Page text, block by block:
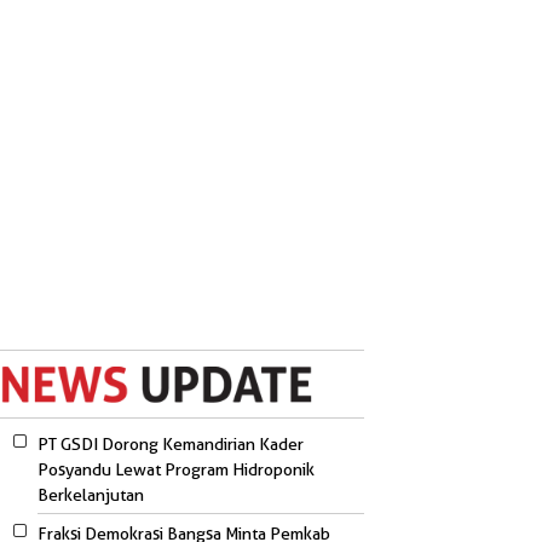
PT GSDI Dorong Kemandirian Kader
Posyandu Lewat Program Hidroponik
Berkelanjutan
Fraksi Demokrasi Bangsa Minta Pemkab